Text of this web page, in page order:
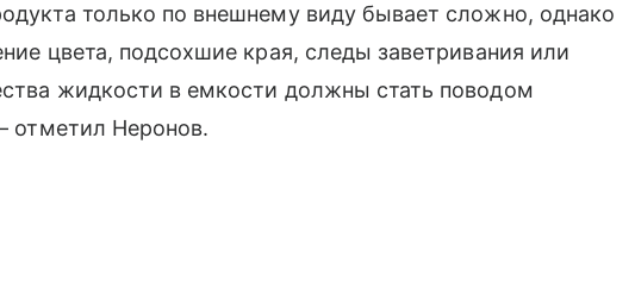
только по внешнему виду бывает сложно, однако
цвета, подсохшие края, следы заветривания или
жидкости в емкости должны стать поводом
отметил Неронов.